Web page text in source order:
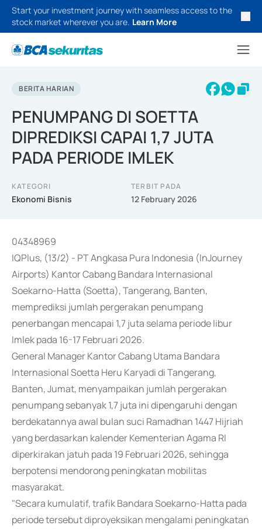
Start your investment journey with seamless access to the
stock market wherever you are. Learn More
BERITA HARIAN
PENUMPANG DI SOETTA
DIPREDIKSI CAPAI 1,7 JUTA
PADA PERIODE IMLEK
KATEGORI
Ekonomi Bisnis
TERBIT PADA
12 February 2026
04348969
IQPlus, (13/2) - PT Angkasa Pura Indonesia (InJourney
Airports) Kantor Cabang Bandara Internasional
Soekarno-Hatta (Soetta), Tangerang, Banten,
memprediksi jumlah pergerakan penumpang
penerbangan mencapai 1,7 juta selama periode libur
Imlek pada 16-17 Februari 2026.
General Manager Kantor Cabang Utama Bandara
Internasional Soetta Heru Karyadi di Tangerang,
Banten, Jumat, menyampaikan jumlah pergerakan
penumpang sebanyak 1,7 juta ini dipengaruhi dengan
berdekatannya awal bulan suci Ramadhan 1447 Hijriah
yang berdasarkan kalender Kementerian Agama RI
diperkirakan jatuh pada 19 Februari 2026, sehingga
berpotensi mendorong peningkatan mobilitas
masyarakat.
"Secara kumulatif, trafik Bandara Soekarno-Hatta pada
periode tersebut diproyeksikan mengalami peningkatan